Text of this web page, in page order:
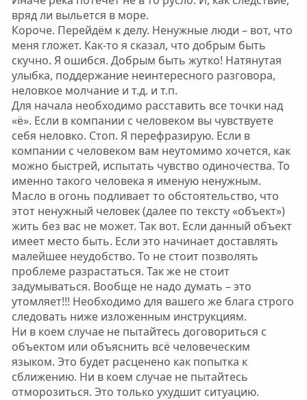
вряд ли выльется в море.
Короче. Перейдём к делу. Ненужные люди – вот, что
меня гложет. Как-то я сказал, что добрым быть
скучно. Я ошибся. Добрым быть жутко! Натянутая
улыбка, поддержание неинтересного разговора,
неловкое молчание и т.д. и т.п.
Для начала необходимо расставить все точки над
«ё». Если в компании с человеком вы чувствуете
себя неловко. Стоп. Я перефразирую. Если в
компании с человеком вам неутомимо хочется, как
можно быстрей, испытать чувство одиночества. То
именно такого человека я именую ненужным.
Масло в огонь подливает то обстоятельство, что
этот ненужный человек (далее по тексту «объект»)
жить без вас не может. Так вот. Если данный объект
имеет место быть. Если это начинает доставлять
малейшее неудобство. То не стоит позволять
проблеме разрастаться. Так же не стоит
задумываться. Вообще не надо думать – это
утомляет!!! Необходимо для вашего же блага строго
следовать ниже изложенным инструкциям.
Ни в коем случае не пытайтесь договориться с
объектом или объяснить всё человеческим
языком. Это будет расценено как попытка к
сближению. Ни в коем случае не пытайтесь
отморозиться. Это только ухудшит ситуацию.